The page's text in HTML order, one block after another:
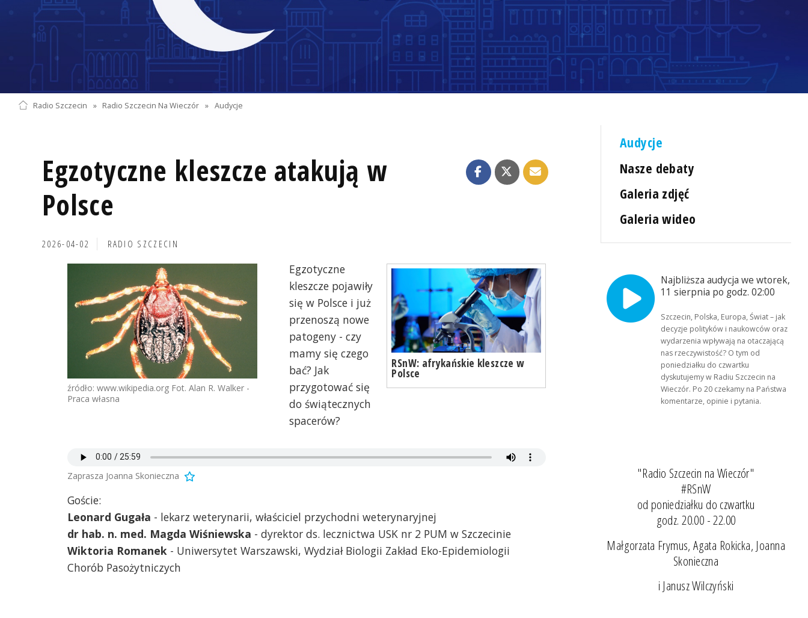
Radio Szczecin » Radio Szczecin Na Wieczór » Audycje
Egzotyczne kleszcze atakują w
Polsce
2026-04-02 RADIO SZCZECIN
źródło: www.wikipedia.org Fot. Alan R. Walker -
Praca własna
RSnW: afrykańskie kleszcze w
Polsce
Egzotyczne
kleszcze pojawiły
się w Polsce i już
przenoszą nowe
patogeny - czy
mamy się czego
bać? Jak
przygotować się
do świątecznych
spacerów?
Zaprasza Joanna Skonieczna
Goście:
Leonard Gugała - lekarz weterynarii, właściciel przychodni weterynaryjnej
dr hab. n. med. Magda Wiśniewska - dyrektor ds. lecznictwa USK nr 2 PUM w Szczecinie
Wiktoria Romanek - Uniwersytet Warszawski, Wydział Biologii Zakład Eko-Epidemiologii
Chorób Pasożytniczych
Audycje
Nasze debaty
Galeria zdjęć
Galeria wideo
Najbliższa audycja we wtorek,
11 sierpnia po godz. 02:00
Szczecin, Polska, Europa, Świat – jak
decyzje polityków i naukowców oraz
wydarzenia wpływają na otaczającą
nas rzeczywistość? O tym od
poniedziałku do czwartku
dyskutujemy w Radiu Szczecin na
Wieczór. Po 20 czekamy na Państwa
komentarze, opinie i pytania.
"Radio Szczecin na Wieczór"
#RSnW
od poniedziałku do czwartku
godz. 20.00 - 22.00
Małgorzata Frymus, Agata Rokicka, Joanna
Skonieczna
i Janusz Wilczyński